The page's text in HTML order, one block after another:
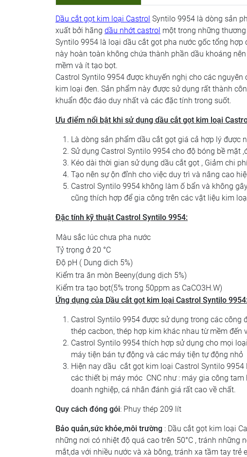
Dầu cắt gọt kim loại Castrol Syntilo 9954 là dòng sản
xuất bởi hãng dầu nhớt castrol một trong những
Syntilo 9954 là loại dầu cắt gọt pha nước gốc tổng
này hoàn toàn không chứa thành phần dầu khoáng
mềm và ít tạo bọt.
Castrol Syntilo 9954 được khuyến nghị cho các
kim loại đen. Sản phẩm này được sử dụng rất thành
khuẩn độc đáo duy nhất và các đặc tính trong suốt.
Ưu điểm nổi bật khi sử dụng dầu cắt gọt kim loại
Là dòng sản phẩm dầu cắt gọt giá cả hợp lý được
Sử dụng Castrol Syntilo 9954 cho độ bóng bề mặt
Kéo dài thời gian sử dụng dầu cắt gọt , Giảm chi
Tạo nên sự ộn đỉnh cho việc duy trì và nâng cao
Castrol Syntilo 9954 không làm ố bẩn và không
cũng thích hợp để gia công trên các vật liệu kim
Đặc tính kỹ thuật Castrol Syntilo 9954:
Màu sắc lúc chưa pha nước
Tỷ trọng ở 20 °C
Độ pH ( Dung dich 5%)
Kiểm tra ăn mòn Beeny(dung dịch 5%)
Kiểm tra tạo bọt(5% trong 50ppm as CaCO3H.W)
Ứng dụng của Dầu cắt gọt kim loại Castrol Syntilo 9954:
Castrol Syntilo 9954 được sử dụng trong các công
thép cacbon, thép hợp kim khác nhau từ mềm
Castrol Syntilo 9954 thích hợp sử dụng cho mọi
máy tiện bán tự động và các máy tiện tự động nhỏ
Hiện nay dầu cắt gọt kim loại Castrol Syntilo
các thiết bị máy móc CNC như : máy gia công
doanh nghiệp, cá nhân đánh giá rất cao về chất.
Quy cách đóng gói: Phuy thép 209 lít
Bảo quản,sức khỏe,môi trường : Dầu cắt gọt kim loại
những nơi có nhiệt độ quá cao trên 50°C , tránh
mắt,da với nhiều nước và xà bông, tránh xa tầm tay trẻ